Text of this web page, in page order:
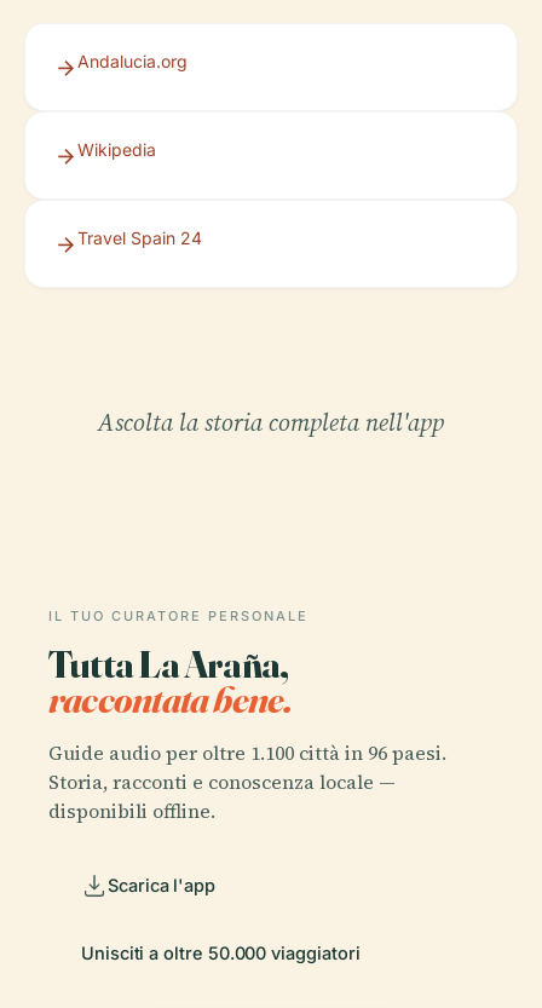
Andalucia.org
Wikipedia
Travel Spain 24
Ascolta la storia completa nell'app
IL TUO CURATORE PERSONALE
Tutta La Araña,
raccontata bene.
Guide audio per oltre 1.100 città in 96 paesi.
Storia, racconti e conoscenza locale —
disponibili offline.
Scarica l'app
Unisciti a oltre 50.000 viaggiatori